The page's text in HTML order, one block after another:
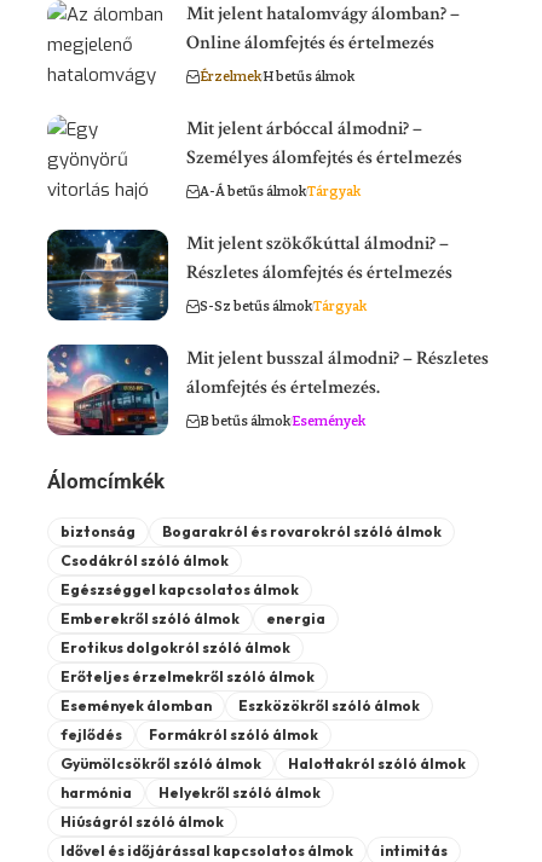
Mit jelent hatalomvágy álomban? –
Online álomfejtés és értelmezés
ÉrzelmekH betűs álmok
Mit jelent árbóccal álmodni? –
Személyes álomfejtés és értelmezés
A-Á betűs álmokTárgyak
Mit jelent szökőkúttal álmodni? –
Részletes álomfejtés és értelmezés
S-Sz betűs álmokTárgyak
Mit jelent busszal álmodni? – Részletes
álomfejtés és értelmezés.
B betűs álmokEsemények
Álomcímkék
biztonság
Bogarakról és rovarokról szóló álmok
Csodákról szóló álmok
Egészséggel kapcsolatos álmok
Emberekről szóló álmok
energia
Erotikus dolgokról szóló álmok
Erőteljes érzelmekről szóló álmok
Események álomban
Eszközökről szóló álmok
fejlődés
Formákról szóló álmok
Gyümölcsökről szóló álmok
Halottakról szóló álmok
harmónia
Helyekről szóló álmok
Hiúságról szóló álmok
Idővel és időjárással kapcsolatos álmok
intimitás